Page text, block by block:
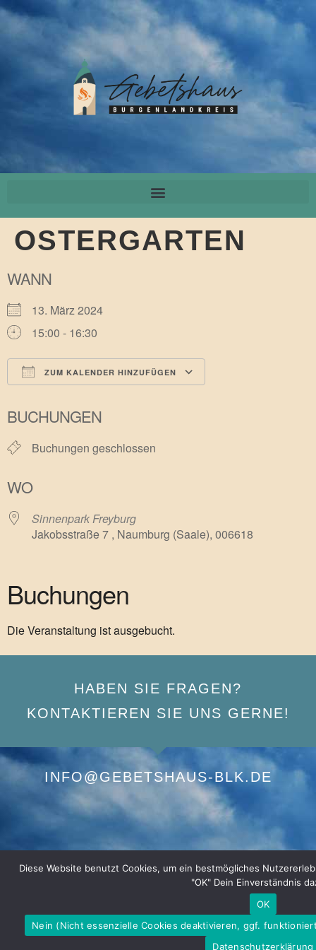
OSTERGARTEN
WANN
13. März 2024
15:00 - 16:30
ZUM KALENDER HINZUFÜGEN
BUCHUNGEN
Buchungen geschlossen
WO
Sinnenpark Freyburg
Jakobsstraße 7 , Naumburg (Saale), 006618
Buchungen
Die Veranstaltung ist ausgebucht.
HABEN SIE FRAGEN?
KONTAKTIEREN SIE UNS GERNE!
INFO@GEBETSHAUS-BLK.DE
Diese Website benutzt Cookies, um ein bestmögliches
"OK" Dein Einverständnis
OK
Nein (Nicht essenzielle Cookies deaktivieren, ggf.
Datenschutzerklärung